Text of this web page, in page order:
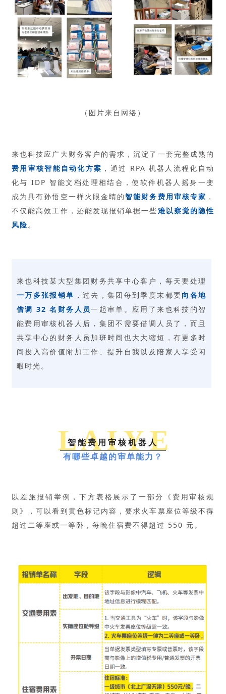
（图片来自网络）
来也科技应广大财务客户的需求，沉淀了一套完整成熟的
费用审核智能自动化方案 ，通过 RPA 机器人流程化自动
化与 IDP 智能文档处理相结合，使软件机器人摇身一变
成为具有孙悟空一样火眼金睛的智能财务费用审核专家 ，
不仅能高效工作 ，还能发现报销单据一些难以察觉的隐性
风险。
来也科技某大型集团财务共享中心客户，每天要处理
一万多张报销单 ，过去，集团每到季度末都要向各地
借调 32名财务人员一起审单。应用了来也科技的智
能费用审核机器人后，集团不需要借调人员了，而且
共享中心的财务人员加班时间也大大缩短，有更多时
间投入高价值附加工作、提升自我以及陪家人享受闲
暇时光。
L A I Y E
智能费用审核机器人
有哪些卓越的审单能力？
以差旅报销举例，下方表格展示了一部分《费用审核规
则》，可以看到黄色标记内容，要求火车票座位等级不得
超过二等座或一等卧，每晚住宿费不得超过 550 元。